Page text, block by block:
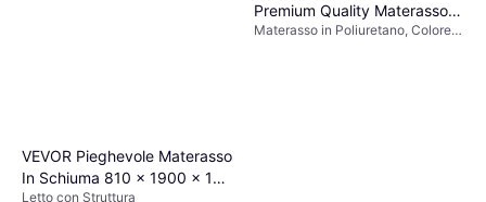
VEVOR Pieghevole Materasso
In Schiuma 810 x 1900 x 125
Letto con Struttura
Premium Quality Materasso in
Poliuretano
Materasso in Poliuretano, Colore: